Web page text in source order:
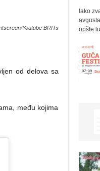
Youtube BRITs
od delova sa
među kojima
Iako
opšte